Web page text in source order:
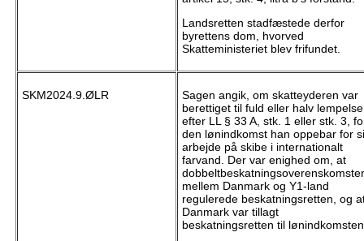
Landsretten stadfæstede derfor
byrettens dom, hvorved
Skatteministeriet blev frifundet.
SKM2024.9.ØLR
Sagen angik, om skatteyderen var
berettiget til fuld eller halv lempelse
efter LL § 33 A, stk. 1 eller stk. 3,
den lønindkomst han oppebar for
arbejde på skibe i internationalt
farvand. Der var enighed om, at
mellem Danmark og Y1-land
regulerede beskatningsretten, og
Danmark var tillagt
beskatningsretten til